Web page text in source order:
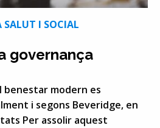
SALUT I SOCIAL
governança
benestar modern es
i segons Beveridge, en
Per assolir aquest